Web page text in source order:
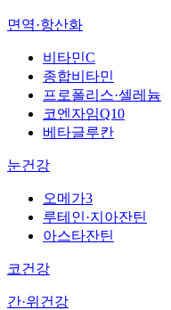
면역·항산화
비타민C
종합비타민
프로폴리스·셀레늄
코엔자임Q10
베타글루칸
눈건강
오메가3
루테인·지아잔틴
아스타잔틴
코건강
간·위건강